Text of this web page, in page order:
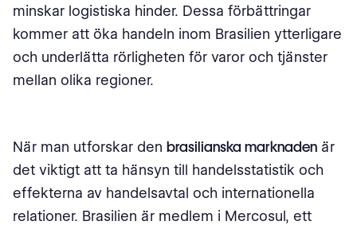
minskar logistiska hinder. Dessa förbättringar
kommer att öka handeln inom Brasilien ytterligare
och underlätta rörligheten för varor och tjänster
mellan olika regioner.
När man utforskar den brasilianska marknaden är
det viktigt att ta hänsyn till handelsstatistik och
effekterna av handelsavtal och internationella
relationer. Brasilien är medlem i Mercosul, ett